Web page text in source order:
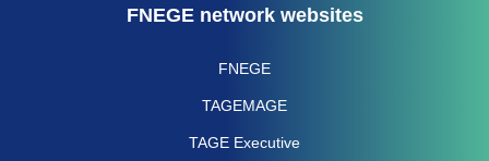
FNEGE network websites
FNEGE
TAGEMAGE
TAGE Executive